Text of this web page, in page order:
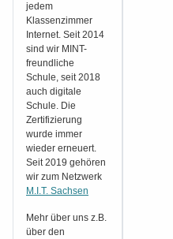
jedem
Klassenzimmer
Internet. Seit 2014
sind wir MINT-
freundliche
Schule, seit 2018
auch digitale
Schule. Die
Zertifizierung
wurde immer
wieder erneuert.
Seit 2019 gehören
wir zum Netzwerk
M.I.T. Sachsen
Mehr über uns z.B.
über den